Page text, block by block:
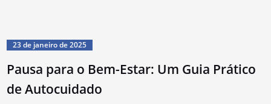
23 de janeiro de 2025
Pausa para o Bem-Estar: Um Guia Prático
de Autocuidado​